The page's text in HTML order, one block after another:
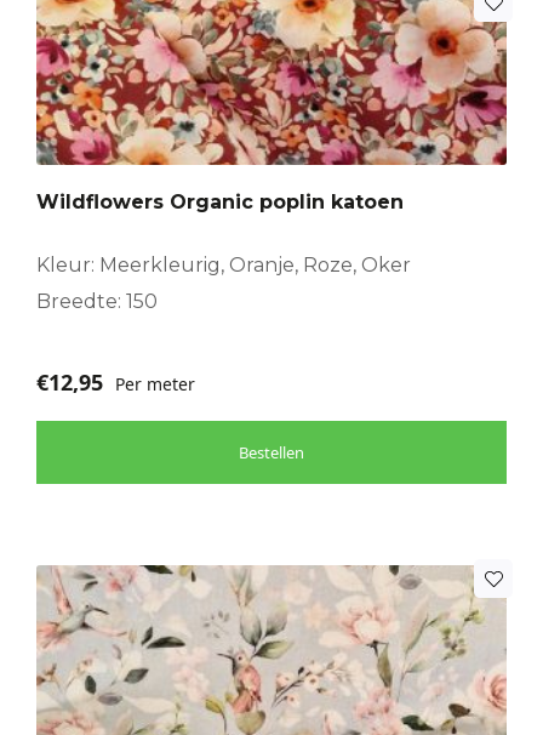
Wildflowers Organic poplin katoen
Kleur: Meerkleurig, Oranje, Roze, Oker
Breedte: 150
€12,95 Per meter
Bestellen